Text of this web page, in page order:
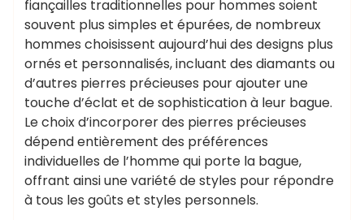
fiançailles traditionnelles pour hommes soient
souvent plus simples et épurées, de nombreux
hommes choisissent aujourd’hui des designs plus
ornés et personnalisés, incluant des diamants ou
d’autres pierres précieuses pour ajouter une
touche d’éclat et de sophistication à leur bague.
Le choix d’incorporer des pierres précieuses
dépend entièrement des préférences
individuelles de l’homme qui porte la bague,
offrant ainsi une variété de styles pour répondre
à tous les goûts et styles personnels.